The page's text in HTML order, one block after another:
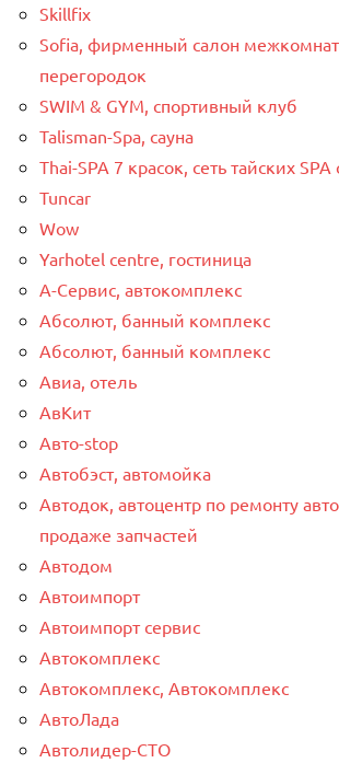
Skillfix
Sofia, фирменный салон
перегородок
SWIM & GYM, спортивный клуб
Talisman-Spa, сауна
Thai-SPA 7 красок, сеть тайских SPA
Tuncar
Wow
Yarhotel centre, гостиница
А-Сервис, автокомплекс
Абсолют, банный комплекс
Абсолют, банный комплекс
Авиа, отель
АвКит
Авто-stop
Автобэст, автомойка
Автодок, автоцентр по ремонту
продаже запчастей
Автодом
Автоимпорт
Автоимпорт сервис
Автокомплекс
Автокомплекс, Автокомплекс
АвтоЛада
Автолидер-СТО